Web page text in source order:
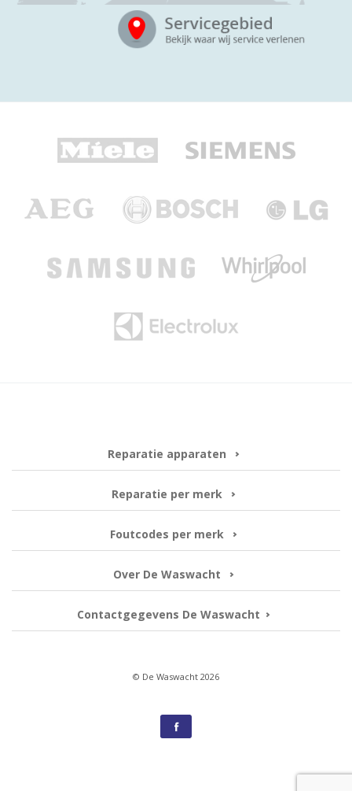
Reparatie apparaten
Reparatie per merk
Foutcodes per merk
Over De Waswacht
Contactgegevens De Waswacht
© De Waswacht 2026